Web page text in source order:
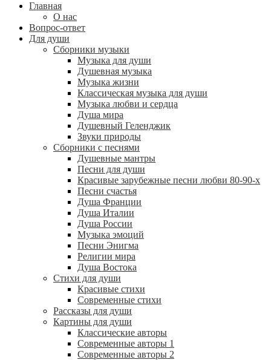
Главная
О нас
Вопрос-ответ
Для души
Сборники музыки
Музыка для души
Душевная музыка
Музыка жизни
Классическая музыка для души
Музыка любви и сердца
Душа мира
Душевный Геленджик
Звуки природы
Сборники с песнями
Душевные мантры
Песни для души
Красивые зарубежные песни любви 80-90-х
Песни счастья
Душа Франции
Душа Италии
Душа России
Музыка эмоций
Песни Энигма
Религии мира
Душа Востока
Стихи для души
Красивые стихи
Современные стихи
Рассказы для души
Картины для души
Классические авторы
Современные авторы 1
Современные авторы 2